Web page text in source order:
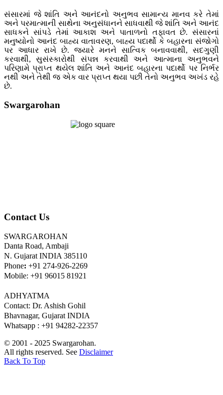
સંસારમાં જે શાંતિ અને આનંદનો અનુભવ સામાન્ય માનવ કરે તેમાં
અને પરમાત્માની સાથેના અનુસંધાનને સાધવાથી જે શાંતિ અને આનંદ
સાધકને સાંપડે તેમાં આકાશ અને પાતાળનો તફાવત છે. સંસારનાં
મનુષ્યોનો આનંદ બાહ્ય વાતાવરણ, બાહ્ય પદાર્થો કે બહારના સંજોગો
પર આધાર રાખે છે. જ્યારે મનને સાત્વિક બનાવવાથી, સદગુણી
કરવાથી, સુસંસ્કારોથી સંપન્ન કરવાથી અને આત્માના અનુભવને
પરિણામે પ્રાપ્ત થયેલ શાંતિ અને આનંદ બહારના પદાર્થો પર નિર્ભર
નથી અને તેથી જ એક વાર પ્રાપ્ત થયા પછી તેનો અનુભવ અખંડ રહે
છે.
Swargarohan
Contact Us
SWARGAROHAN
Danta Road, Ambaji
N. Gujarat INDIA 385110
Phone: +91 274-926-2269
Mobile: +91 96015 81921
ADHYATMA
Contact: Dr. Ashish Gohil
Bhavnagar, Gujarat INDIA
Whatsapp : +91 94282-22357
© 2001 - 2025 Swargarohan.
All rights reserved. See Disclaimer
Back To Top